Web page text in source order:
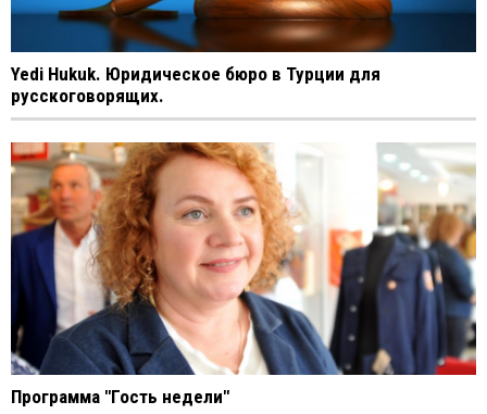
Yedi Hukuk. Юридическое бюро в Турции для
русскоговорящих.
Программа "Гость недели"